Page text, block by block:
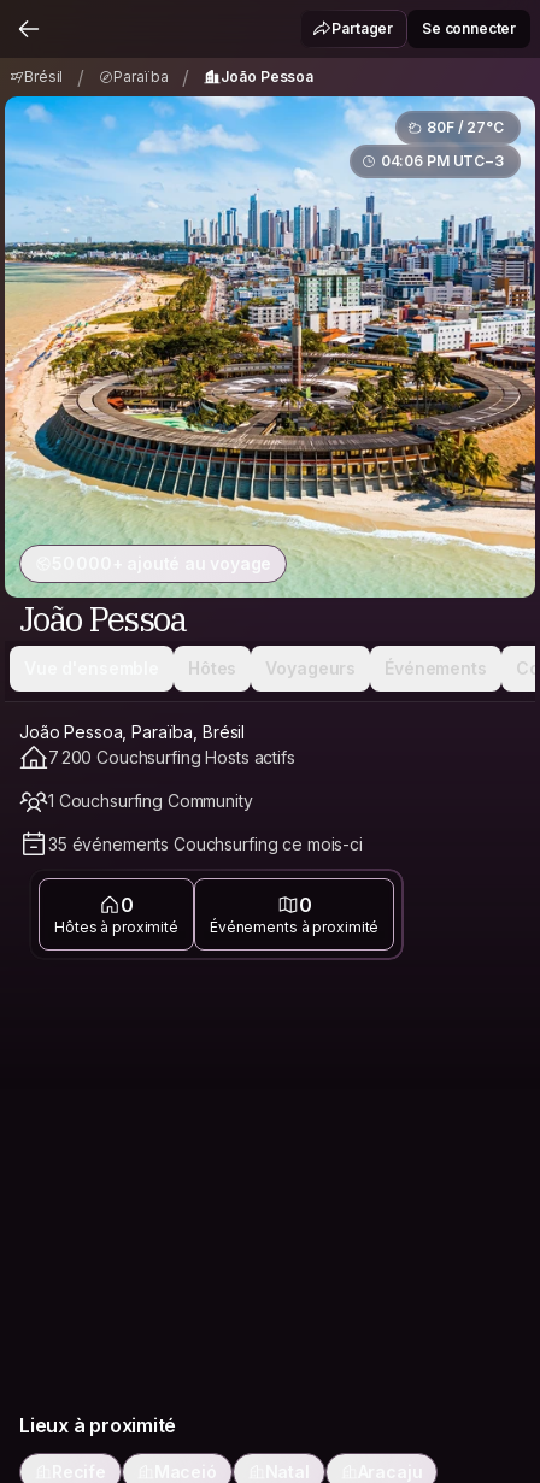
João Pessoa
Partager Se connecter
Brésil / Paraïba / João Pessoa
80F / 27°C
04:06 PM UTC−3
50 000+ ajouté au voyage
João Pessoa
Hôtes Voyageurs Événements
João Pessoa, Paraïba, Brésil
7 200 Couchsurfing Hosts actifs
1 Couchsurfing Community
35 événements Couchsurfing ce mois-ci
0
Hôtes à proximité
0
Événements à proximité
Lieux à proximité
Recife Maceió Natal Aracaju